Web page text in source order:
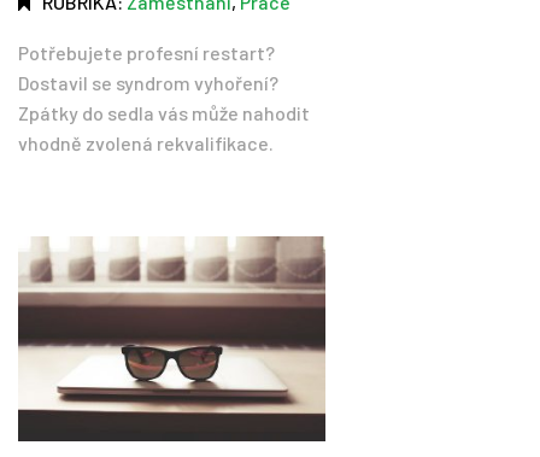
Potřebujete profesní restart?
Dostavil se syndrom vyhoření?
Zpátky do sedla vás může nahodit
vhodně zvolená rekvalifikace.